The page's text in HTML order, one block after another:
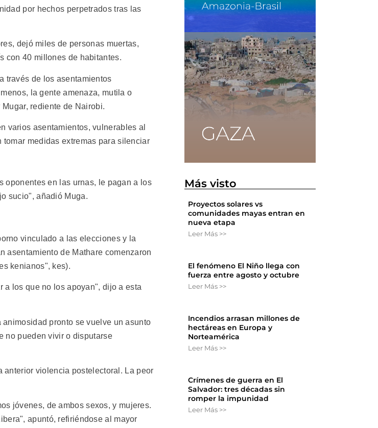
por hechos perpetrados tras las
dejó miles de personas muertas,
con 40 millones de habitantes.
través de los asentamientos
la gente amenaza, mutila o
rediente de Nairobi.
varios asentamientos, vulnerables al
medidas extremas para silenciar
oponentes en las urnas, le pagan a los
sucio", añadió Muga.
vinculado a las elecciones y la
asentamiento de Mathare comenzaron
kenianos", kes).
a los que no los apoyan", dijo a esta
pronto se vuelve un asunto
no pueden vivir o disputarse
anterior violencia postelectoral. La peor
jóvenes, de ambos sexos, y mujeres.
apuntó, refiriéndose al mayor
Más visto
Proyectos solares vs
comunidades mayas entran en
nueva etapa
Leer Más >>
El fenómeno El Niño llega con
fuerza entre agosto y octubre
Leer Más >>
Incendios arrasan millones de
hectáreas en Europa y
Norteamérica
Leer Más >>
Crímenes de guerra en El
Salvador: tres décadas sin
romper la impunidad
Leer Más >>